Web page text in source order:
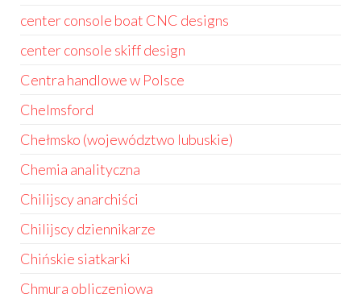
center console boat CNC designs
center console skiff design
Centra handlowe w Polsce
Chelmsford
Chełmsko (województwo lubuskie)
Chemia analityczna
Chilijscy anarchiści
Chilijscy dziennikarze
Chińskie siatkarki
Chmura obliczeniowa